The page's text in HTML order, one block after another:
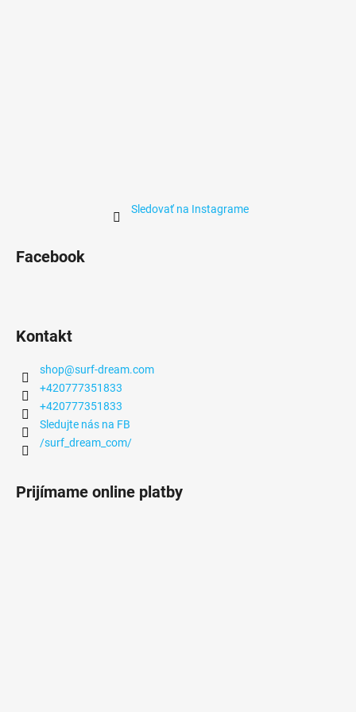
Sledovať na Instagrame
Facebook
Kontakt
shop@surf-dream.com
+420777351833
+420777351833
Sledujte nás na FB
/surf_dream_com/
Prijímame online platby